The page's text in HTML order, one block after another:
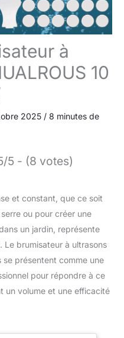
à
10
2025 / 8 minutes de
5 - (8 votes)
et constant, que ce soit
ou pour créer une
un jardin, représente
Le brumisateur à ultrasons
présentent comme une
pour répondre à ce
un volume et une efficacité